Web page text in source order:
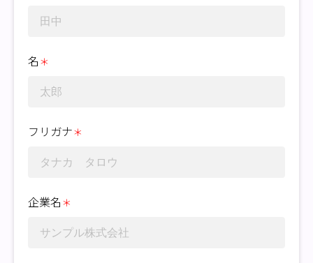
名 ＊
フリガナ＊
企業名 ＊